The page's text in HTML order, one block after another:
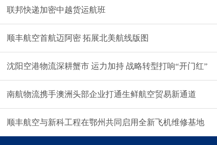
联邦快递加密中越货运航班
顺丰航空首航迈阿密 拓展北美航线版图
沈阳空港物流深耕蟹市 运力加持 战略转型打响“开门红”
南航物流携手澳洲头部企业打通生鲜航空贸易新通道
顺丰航空与新科工程在鄂州共同启用全新飞机维修基地